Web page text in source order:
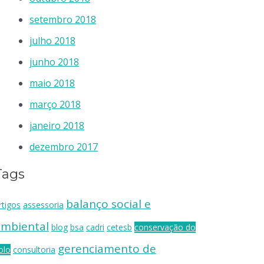
setembro 2018
julho 2018
junho 2018
maio 2018
março 2018
janeiro 2018
dezembro 2017
assessoria balanço social e
blog bsa cadri cetesb conservação do
consultoria gerenciamento de